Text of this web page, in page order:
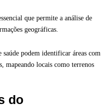
que permite a análise de
geográficas.
saúde podem identificar áreas com
mapeando locais como terrenos
do